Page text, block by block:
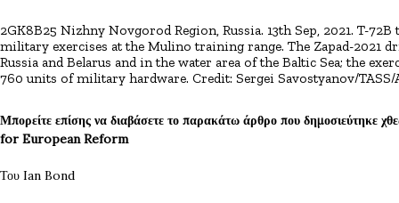
2GK8B25 Nizhny Novgorod Region, Russia. 13th Sep, 2021. T-
military exercises at the Mulino training range. The Zapad-2021
Russia and Belarus and in the water area of the Baltic Sea; the
760 units of military hardware. Credit: Sergei Savostyanov/
Μπορείτε επίσης να διαβάσετε το παρακάτω άρθρο που δημοσιεύτηκε
for European Reform
Του Ian Bond